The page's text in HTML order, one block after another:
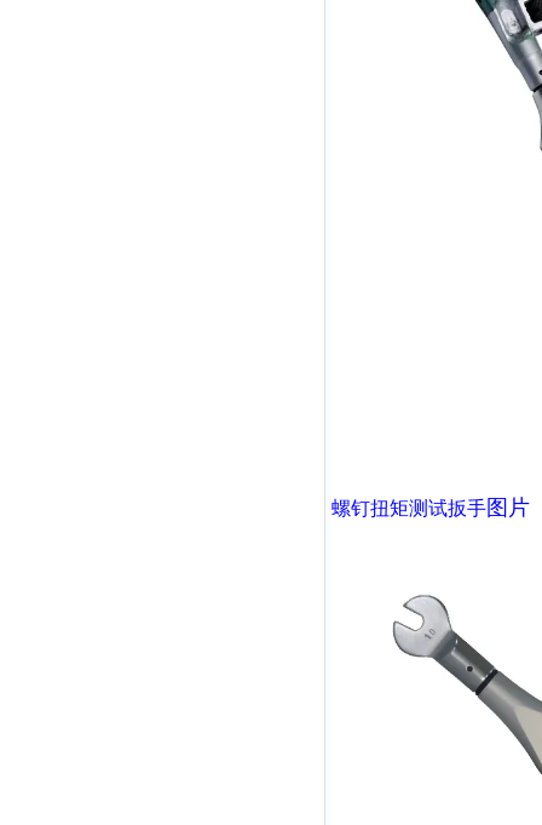
螺钉扭矩测试扳手图片